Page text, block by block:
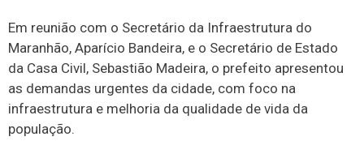
Em reunião com o Secretário da Infraestrutura do
Maranhão, Aparício Bandeira, e o Secretário de Estado
da Casa Civil, Sebastião Madeira, o prefeito apresentou
as demandas urgentes da cidade, com foco na
infraestrutura e melhoria da qualidade de vida da
população.